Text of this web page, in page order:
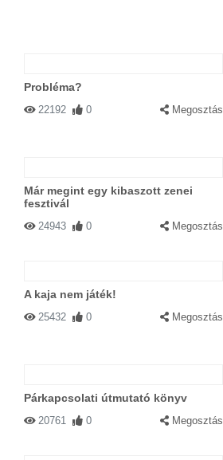
Probléma?
22192 0 Megosztás
Már megint egy kibaszott zenei
fesztivál
24943 0 Megosztás
A kaja nem játék!
25432 0 Megosztás
Párkapcsolati útmutató könyv
20761 0 Megosztás